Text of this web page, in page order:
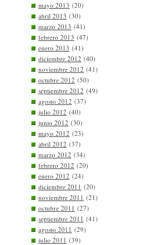
mayo 2013 (20)
abril 2013 (30)
marzo 2013 (41)
febrero 2013 (47)
enero 2013 (41)
diciembre 2012 (40)
noviembre 2012 (41)
octubre 2012 (50)
septiembre 2012 (49)
agosto 2012 (37)
julio 2012 (40)
junio 2012 (30)
mayo 2012 (23)
abril 2012 (37)
marzo 2012 (34)
febrero 2012 (20)
enero 2012 (24)
diciembre 2011 (20)
noviembre 2011 (21)
octubre 2011 (27)
septiembre 2011 (41)
agosto 2011 (29)
julio 2011 (39)